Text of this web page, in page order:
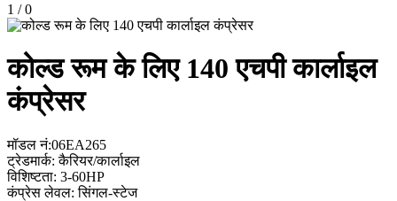
1 / 0
कोल्ड रूम के लिए 140 एचपी कार्लाइल
कंप्रेसर
मॉडल नं:06EA265
ट्रेडमार्क: कैरियर/कार्लाइल
विशिष्टता: 3-60HP
कंप्रेस लेवल: सिंगल-स्टेज